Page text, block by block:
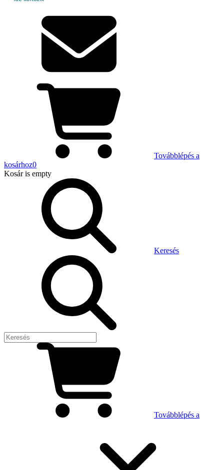
Továbblépés a
kosárhoz0
Kosáris empty
Keresés
Továbblépés a